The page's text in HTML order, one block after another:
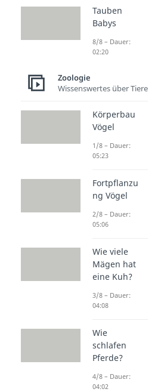
Tauben
Babys
8/8 – Dauer:
02:20
Zoologie
Wissenswertes über Tiere
Körperbau
Vögel
1/8 – Dauer:
05:23
Fortpflanzu
ng Vögel
2/8 – Dauer:
05:06
Wie viele
Mägen hat
eine Kuh?
3/8 – Dauer:
04:08
Wie
schlafen
Pferde?
4/8 – Dauer:
04:02